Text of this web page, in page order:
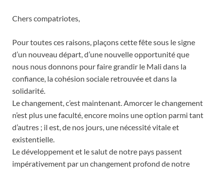
Chers compatriotes,
Pour toutes ces raisons, plaçons cette fête sous le signe
d’un nouveau départ, d’une nouvelle opportunité que
nous nous donnons pour faire grandir le Mali dans la
confiance, la cohésion sociale retrouvée et dans la
solidarité.
Le changement, c’est maintenant. Amorcer le changement
n’est plus une faculté, encore moins une option parmi tant
d’autres ; il est, de nos jours, une nécessité vitale et
existentielle.
Le développement et le salut de notre pays passent
impérativement par un changement profond de notre